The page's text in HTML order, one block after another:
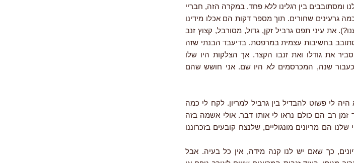
ומסתובבים בין רגלינו ללא פחד. במקרה הזה, חבריי
גרעינים שחורים. תוך מספר דקות הם אכלו מידינו
את עיני תפס גרביל זקן, גדול, מסורבל, קצוץ זנב
בחשיבות עצמית במרפסת. בדיעבד הבנתי שזה
את גודלו ואת זנבו הקצר. אך הצלקות היו שלו
שנה, המכרסמים לא היו שם. אני חושש שהם
לי פשוט להבדיל בין גרביל למריון. לקח לי כמה
זמן רב הם כולם נראו לי אותו דבר. אולי אשמה בזה
הם מריונים מונגוליים, שלנצח קובעים בזכרוננו
כך שאם יש לנו קנה מידה, אין כל בעיה. אבל